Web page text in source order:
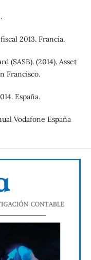
2013. Francia.
(SASB). (2014). Asset
Francisco.
España.
Vodafone España